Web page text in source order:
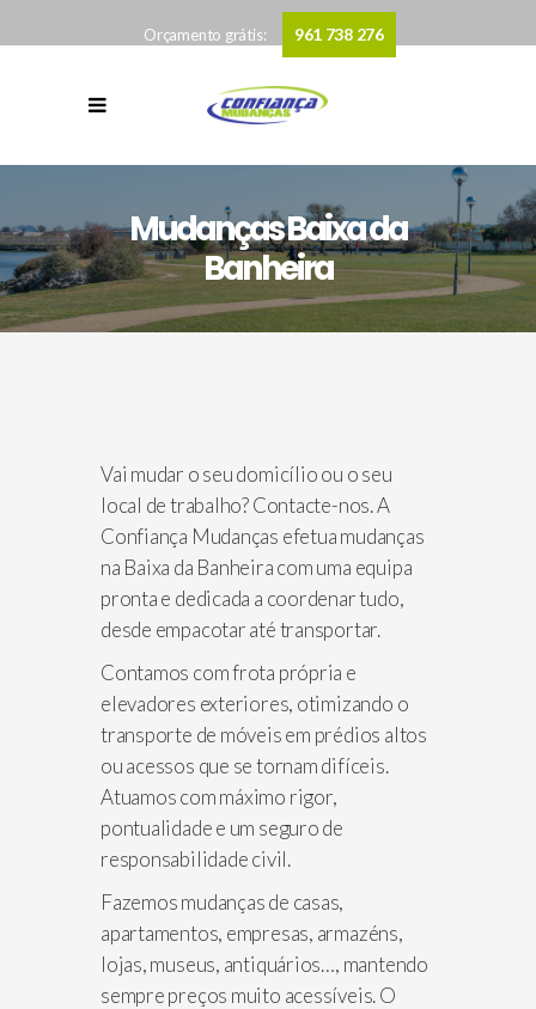
Orçamento grátis: 961 738 276
Mudanças Baixa da
Banheira
Vai mudar o seu domicílio ou o seu
local de trabalho? Contacte-nos. A
Confiança Mudanças efetua mudanças
na Baixa da Banheira com uma equipa
pronta e dedicada a coordenar tudo,
desde empacotar até transportar.
Contamos com frota própria e
elevadores exteriores, otimizando o
transporte de móveis em prédios altos
ou acessos que se tornam difíceis.
Atuamos com máximo rigor,
pontualidade e um seguro de
responsabilidade civil.
Fazemos mudanças de casas,
apartamentos, empresas, armazéns,
lojas, museus, antiquários…, mantendo
sempre preços muito acessíveis. O